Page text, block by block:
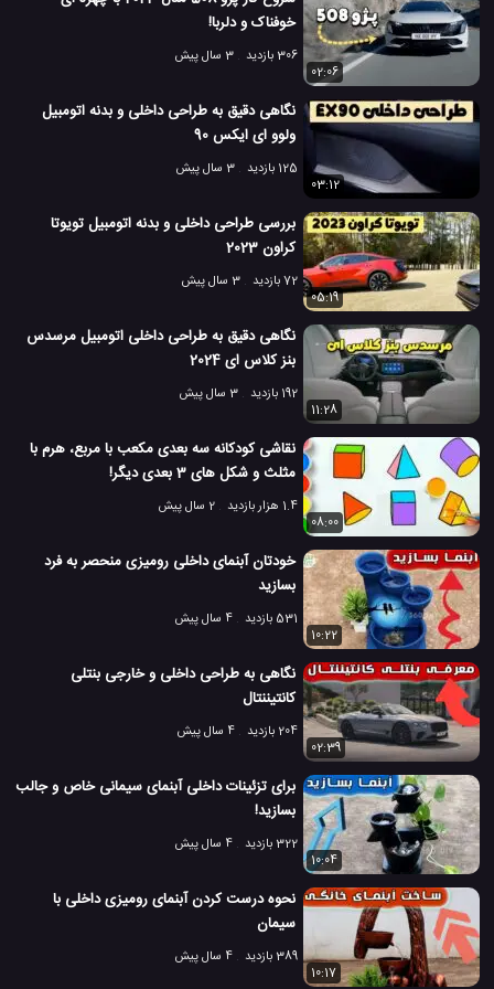
خوفناک و دلربا!
306 بازدید
3 سال پیش
02:06
نگاهی دقیق به طراحی داخلی و بدنه اتومبیل
ولوو ای ایکس 90
125 بازدید
3 سال پیش
03:12
بررسی طراحی داخلی و بدنه اتومبیل تویوتا
کراون 2023
72 بازدید
3 سال پیش
05:19
نگاهی دقیق به طراحی داخلی اتومبیل مرسدس
بنز کلاس ای 2024
192 بازدید
3 سال پیش
11:28
نقاشی کودکانه سه بعدی مکعب با مربع، هرم با
مثلث و شکل های 3 بعدی دیگر!
1.4 هزار بازدید
2 سال پیش
08:00
خودتان آبنمای داخلی رومیزی منحصر به فرد
بسازید
531 بازدید
4 سال پیش
10:22
نگاهی به طراحی داخلی و خارجی بنتلی
کانتیننتال
204 بازدید
4 سال پیش
02:39
برای تزئینات داخلی آبنمای سیمانی خاص و جالب
بسازید!
322 بازدید
4 سال پیش
10:04
نحوه درست کردن آبنمای رومیزی داخلی با
سیمان
389 بازدید
4 سال پیش
10:17